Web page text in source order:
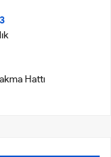
Hattı